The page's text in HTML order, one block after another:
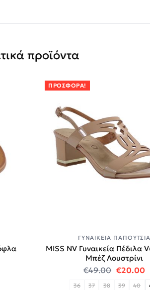
προϊόντα
€69.00.
τιμή είναι: €20.00.
ΠΡΟΣΦΟΡΆ!
ΓΥΝΑΙΚΕΊΑ ΠΑΠΟΎΤΣΙΑ
MISS NV Γυναικεία Πέδιλα
Μπέζ Λουστρίνι
€49.00 Original
€20.00
36 37 38 39 40